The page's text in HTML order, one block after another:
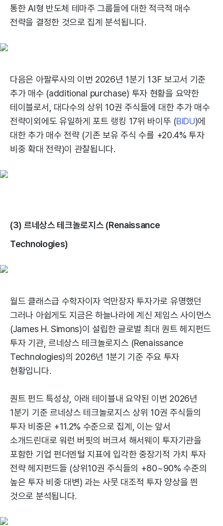
통한 AI형 반도체 테마주 그룹들에 대한 적극적 매수
전략을 결정한 것으로 집계 분석됩니다.
다음은 아팔루사의 이번 2026년 1분기 13F 보고서 기준
추가 매수 (additional purchase) 투자 현황을 요약한
테이블로서, 대다수의 상위 10권 주식들에 대한 추가 매수
전략이외에도 유일하게 포트 랭킹 17위 바이뚜 (BIDU)에
대한 추가 매수 전략 (기존 보유 주식 수를 +20.4% 투자
비중 확대 전략)이 관찰됩니다.
(3) 르네상스 테크놀로지스 (Renaissance
Technologies)
월드 클래스급 수학자이자 억만장자 투자가로 유명했던
그러나 아쉽게도 지금은 하늘나라에 계신 제임스 사이먼스
(James H. Simons)이 설립한 글로벌 최대 퀀트 헤지펀드
투자 기관, 르네상스 테크놀로지스 (Renaissance
Technologies)의 2026년 1분기 기준 주요 투자
현황입니다.
퀀트 펀드 특성상, 아래 테이블내 요약된 이번 2026년
1분기 기준 르네상스 테크놀로지스 상위 10권 주식들의
투자 비중은 +11.2% 수준으로 집계, 이는 앞서
소개드린대로 워런 버핏의 버크셔 해서웨이 투자기관을
포함한 기업 펀더멘털 지표에 입각한 중장기적 가치 투자
전략 헤지펀드들 (상위10권 주식들의 +80~90% 수준의
높은 투자 비중 대변) 과는 사뭇 대조적 투자 양상을 띈
것으로 분석됩니다.